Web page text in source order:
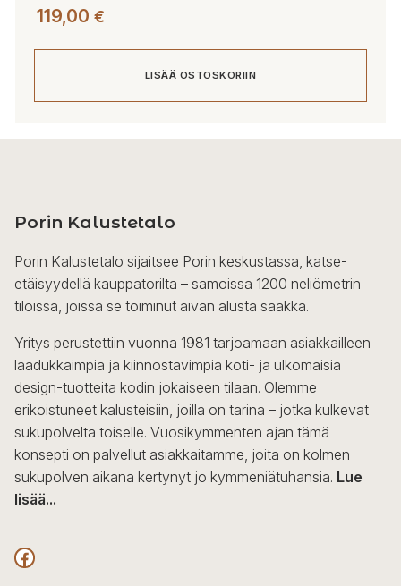
119,00 €
LISÄÄ OSTOSKORIIN
Porin Kalustetalo
Porin Kalustetalo sijaitsee Porin keskustassa, katse-
etäisyydellä kauppatorilta – samoissa 1200 neliömetrin
tiloissa, joissa se toiminut aivan alusta saakka.
Yritys perustettiin vuonna 1981 tarjoamaan asiakkailleen
laadukkaimpia ja kiinnostavimpia koti- ja ulkomaisia
design-tuotteita kodin jokaiseen tilaan. Olemme
erikoistuneet kalusteisiin, joilla on tarina – jotka kulkevat
sukupolvelta toiselle. Vuosikymmenten ajan tämä
konsepti on palvellut asiakkaitamme, joita on kolmen
sukupolven aikana kertynyt jo kymmeniätuhansia. Lue
lisää...
F